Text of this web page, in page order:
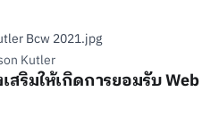
Kutler
สริมให้เกิดการยอมรับ Web